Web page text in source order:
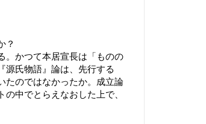
オリにあるのか？
。かつて本居宣長は「ものの
源氏物語』論は、先行する
たのではなかったか。成立論
中でとらえなおした上で、
えてゆく。